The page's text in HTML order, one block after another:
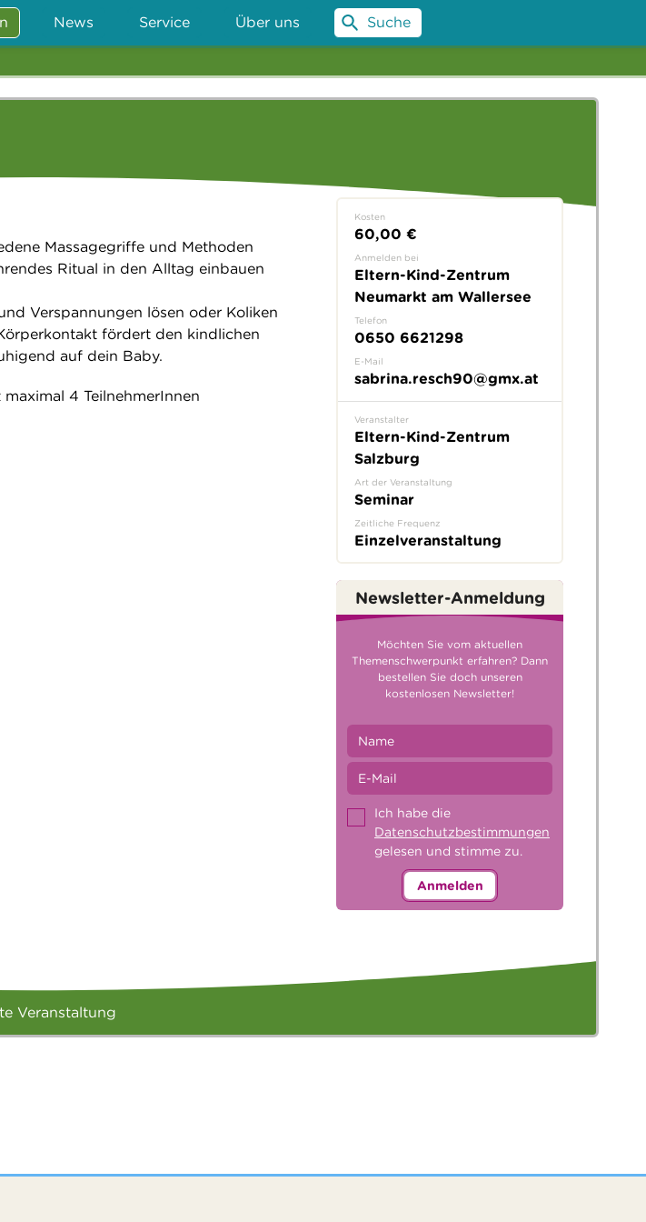
News Service Über uns Suche
Massagegriffe und Methoden
Ritual in den Alltag einbauen
Verspannungen lösen oder Koliken
fördert den kindlichen
auf dein Baby.
4 TeilnehmerInnen
Kosten
60,00 €
Anmelden bei
Eltern-Kind-Zentrum
Neumarkt am Wallersee
Telefon
0650 6621298
E-Mail
sabrina.resch90@gmx.at
Veranstalter
Eltern-Kind-Zentrum
Salzburg
Art der Veranstaltung
Seminar
Zeitliche Frequenz
Einzelveranstaltung
Newsletter-Anmeldung
Möchten Sie vom aktuellen
Themenschwerpunkt erfahren? Dann
bestellen Sie doch unseren
kostenlosen Newsletter!
Ich habe die
Datenschutzbestimmungen
gelesen und stimme zu.
Anmelden
Veranstaltung